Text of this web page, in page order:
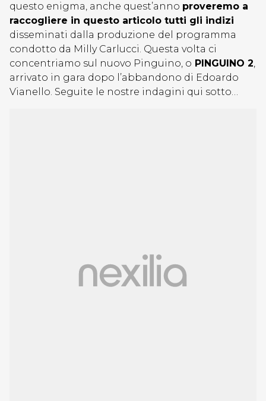
questo enigma, anche quest’anno proveremo a
raccogliere in questo articolo tutti gli indizi
disseminati dalla produzione del programma
condotto da Milly Carlucci. Questa volta ci
concentriamo sul nuovo Pinguino, o PINGUINO 2,
arrivato in gara dopo l’abbandono di Edoardo
Vianello. Seguite le nostre indagini qui sotto…